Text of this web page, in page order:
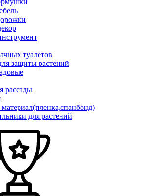
туалетов
защиты растений
рассады
для растений